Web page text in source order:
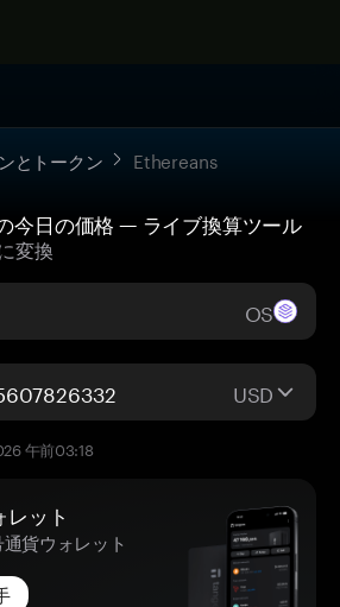
とトークン Ethereans
今日の価格 — ライブ換算ツール
変換
OS
USD
午前03:18
レット
貨ウォレット